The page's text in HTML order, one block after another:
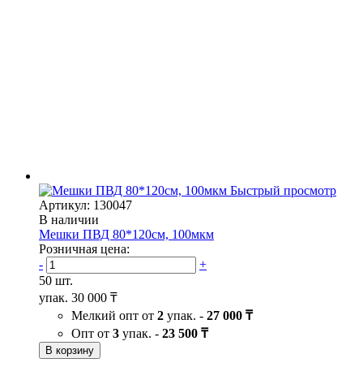
Быстрый просмотр
Артикул: 130047
В наличии
Мешки ПВД 80*120см, 100мкм
Розничная цена:
-
+
50 шт.
упак. 30 000 ₸
Мелкий опт от 2 упак. - 27 000 ₸
Опт от 3 упак. - 23 500 ₸
В корзину